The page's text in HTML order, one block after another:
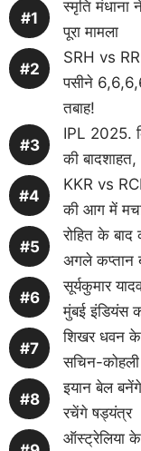
स्मृति मंधाना
पूरा मामला
SRH vs RR
पसीने
तबाह!
IPL 2025.
की
KKR vs
की आग में
रोहित के
अगले कप्तान
सूर्यकुमार
मुंबई इंडियंस
शिखर धवन के
सचिन-कोहली
इयान बेल
रचेंगे षड्यंत्र
ऑस्ट्रेलिया के